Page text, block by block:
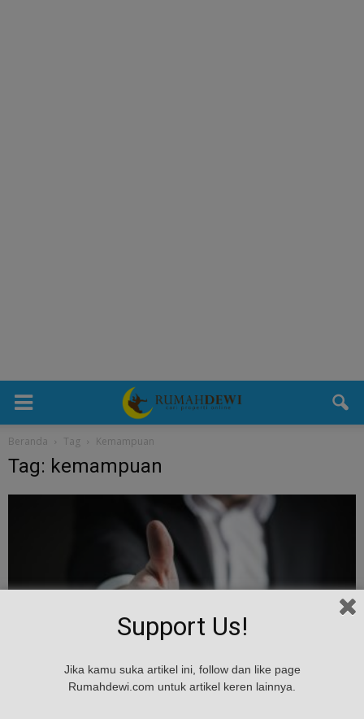
Beranda Tag Kemampuan
Tag: kemampuan
Mau Punya Banyak Klien? 5 Kemampuan Yang
Support Us!
Jika kamu suka artikel ini, follow dan like page
Rumahdewi.com untuk artikel keren lainnya.